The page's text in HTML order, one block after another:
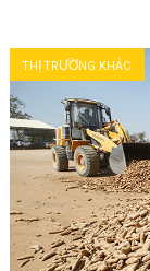
THỊ TRƯỜNG KHÁC